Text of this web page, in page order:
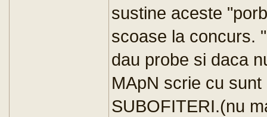
sustine aceste
scoase la concurs.
dau probe si daca
MApN scrie cu
SUBOFITERI.(nu